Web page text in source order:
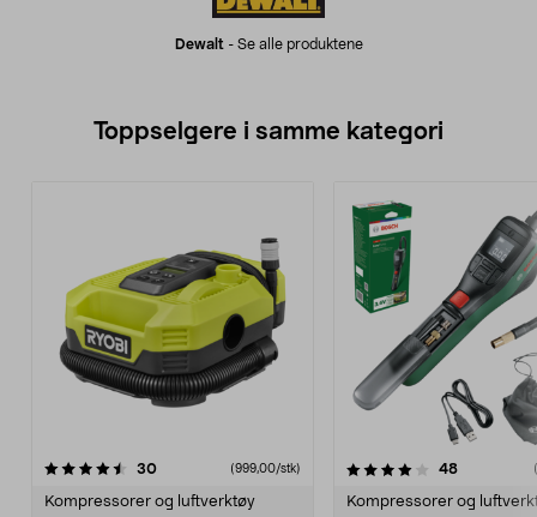
Dewalt - Se alle produktene
Toppselgere i samme kategori
30anmeldelser(999,00/stk)
Kompressorer og luftverktøy
4.0 av 5 stjerner 48
Kompressorer og
0.0 av 5 stjerner